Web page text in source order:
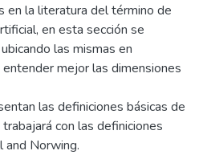
en la literatura del término de
en esta sección se
las mismas en
mejor las dimensiones
las definiciones básicas de
con las definiciones
and Norwing.